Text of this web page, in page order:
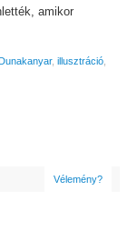
amikor
Dunakanyar, illusztráció,
Vélemény?